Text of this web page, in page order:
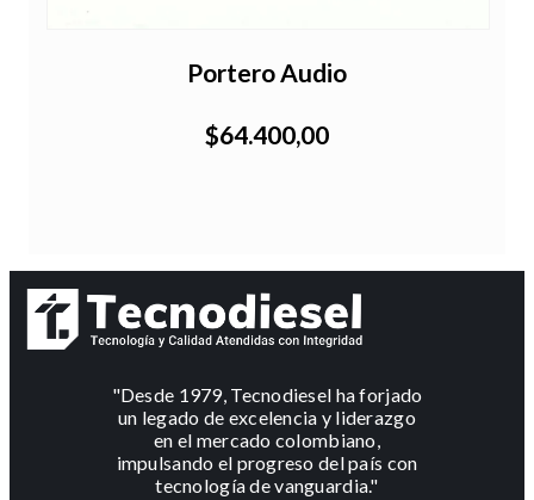
Portero Audio
$64.400,00
"Desde 1979, Tecnodiesel ha forjado
un legado de excelencia y liderazgo
en el mercado colombiano,
impulsando el progreso del país con
tecnología de vanguardia."